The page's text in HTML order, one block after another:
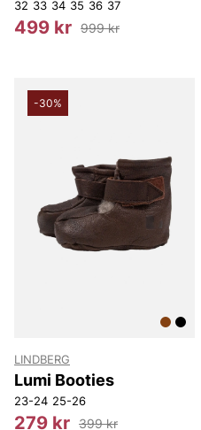
32 33 34 35 36 37
499 kr 999 kr
-30%
LINDBERG
Lumi Booties
23-24 25-26
279 kr 399 kr